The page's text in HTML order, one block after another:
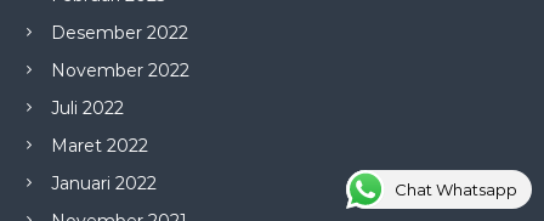
Desember 2022
November 2022
Juli 2022
Maret 2022
Januari 2022
Chat Whatsapp